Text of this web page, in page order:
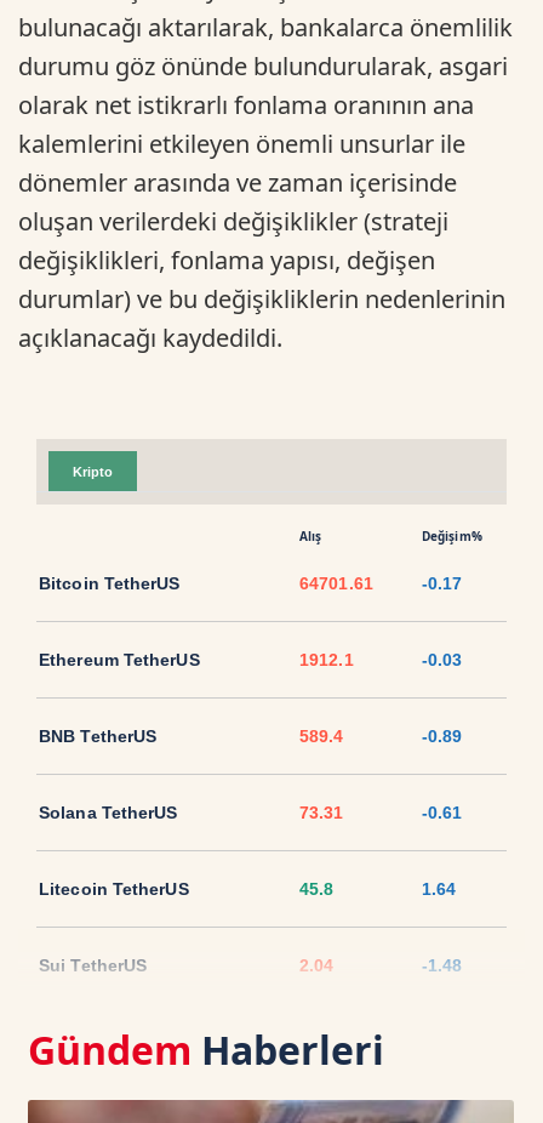
bulunacağı aktarılarak, bankalarca önemlilik
durumu göz önünde bulundurularak, asgari
olarak net istikrarlı fonlama oranının ana
kalemlerini etkileyen önemli unsurlar ile
dönemler arasında ve zaman içerisinde
oluşan verilerdeki değişiklikler (strateji
değişiklikleri, fonlama yapısı, değişen
durumlar) ve bu değişikliklerin nedenlerinin
açıklanacağı kaydedildi.
Kripto
Alış Değişim%
Bitcoin TetherUS 64701.61 -0.17
Ethereum TetherUS 1912.1 -0.03
BNB TetherUS 589.4 -0.89
Solana TetherUS 73.31 -0.61
Litecoin TetherUS 45.8 1.64
Sui TetherUS 2.04 -1.48
Ripple TetherUS 1.0333
1.0007 -0.03
Gündem Haberleri